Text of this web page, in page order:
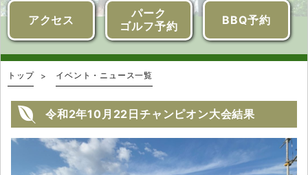
アクセス
パーク
ゴルフ予約
BBQ予約
トップ イベント・ニュース一覧
令和2年10月22日チャンピオン大会結果